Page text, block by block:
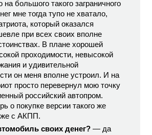
на большого такого заграничного
мне тогда тупо не хватало,
который оказался
при всех своих вполне
В плане хорошей
проходимости, невысокой
и удивительной
он меня вполне устроил. И на
просто перевернул мою точку
российский автопром.
о покупке версии такого же
с АКПП.
своих денег? — да